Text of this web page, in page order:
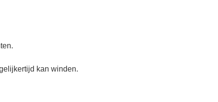
kan winden.